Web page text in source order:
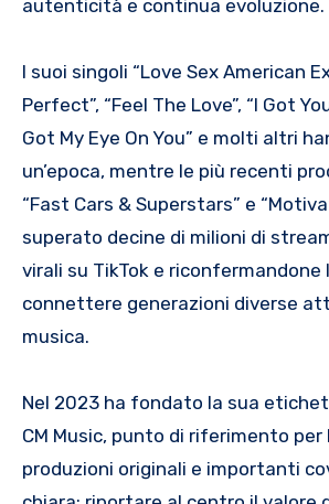
autenticità e continua evoluzione.
I suoi singoli “Love Sex American
Perfect”, “Feel The Love”, “I Got
Got My Eye On You” e molti altri
un’epoca, mentre le più recenti
“Fast Cars & Superstars” e
superato decine di milioni di
virali su TikTok e riconfermandone
connettere generazioni diverse
musica.
Nel 2023 ha fondato la sua
CM Music, punto di riferimento per
produzioni originali e importanti